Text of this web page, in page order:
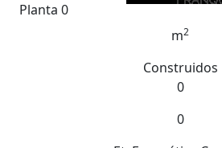
Planta 0
m2
Construidos
0
0